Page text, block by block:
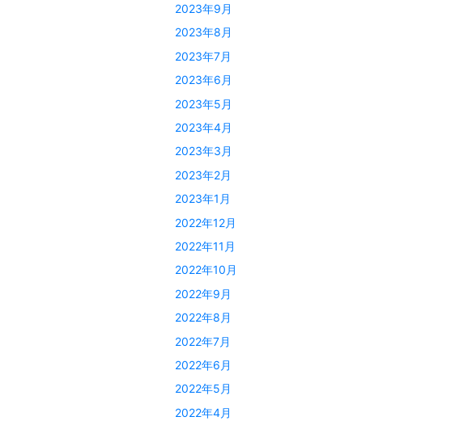
2023年9月
2023年8月
2023年7月
2023年6月
2023年5月
2023年4月
2023年3月
2023年2月
2023年1月
2022年12月
2022年11月
2022年10月
2022年9月
2022年8月
2022年7月
2022年6月
2022年5月
2022年4月